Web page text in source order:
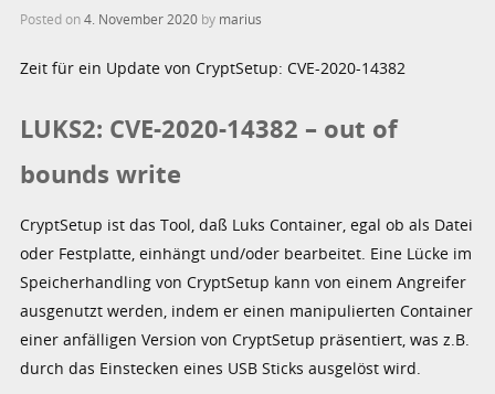
Posted on4. November 2020 by marius
Zeit für ein Update von CryptSetup: CVE-2020-14382
LUKS2: CVE-2020-14382 – out of
bounds write
CryptSetup ist das Tool, daß Luks Container, egal ob als Datei
oder Festplatte, einhängt und/oder bearbeitet. Eine Lücke im
Speicherhandling von CryptSetup kann von einem Angreifer
ausgenutzt werden, indem er einen manipulierten Container
einer anfälligen Version von CryptSetup präsentiert, was z.B.
durch das Einstecken eines USB Sticks ausgelöst wird.